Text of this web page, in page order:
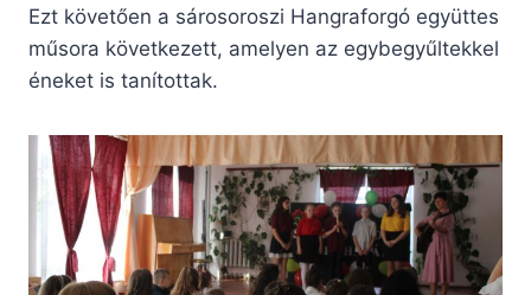
Ezt követően a sárosoroszi Hangraforgó együttes
műsora következett, amelyen az egybegyűltekkel
éneket is tanítottak.